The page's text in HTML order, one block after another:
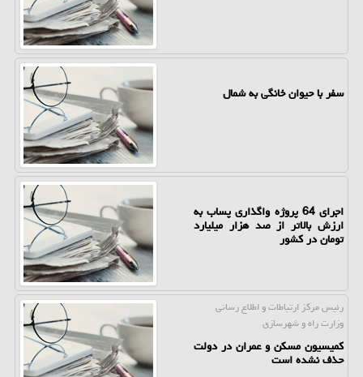
سفر با حیوان خانگی به شمال
اجرای 64 پروژه واگذاری پساب به
ارزش بالاتر از صد هزار میلیارد
تومان در کشور
رئیس مركز ارتباطات و اطلاع رسانی
وزارت راه و شهرسازی
کمیسیون مسکن و عمران در دولت
حذف نشده است